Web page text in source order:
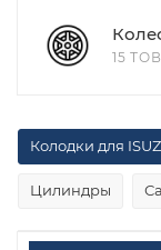
15
Цилиндры
Колодки для